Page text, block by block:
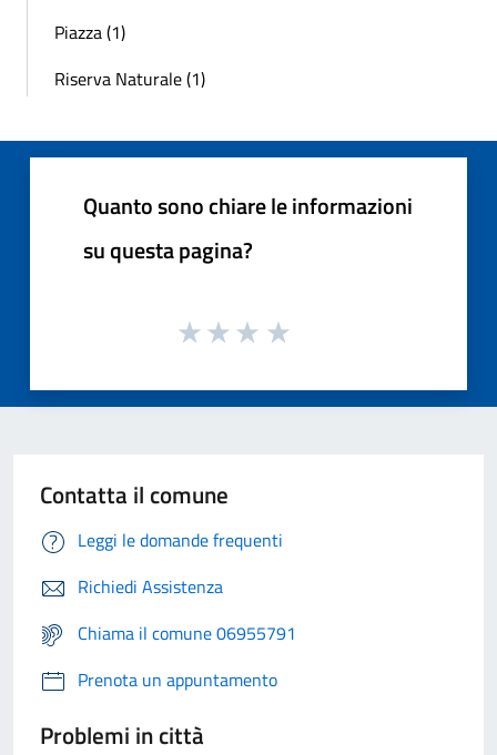
Piazza (1)
Riserva Naturale (1)
Quanto sono chiare le informazioni
su questa pagina?
Contatta il comune
Leggi le domande frequenti
Richiedi Assistenza
Chiama il comune 06955791
Prenota un appuntamento
Problemi in città